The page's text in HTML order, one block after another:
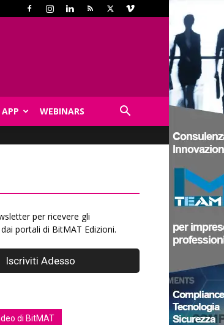
APP WEBINARS
per ricevere gli
portali di BitMAT Edizioni.
di BitMAT